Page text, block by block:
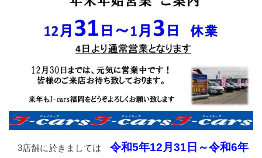
3店舗に於きましては 令和5年12月31日～令和6年